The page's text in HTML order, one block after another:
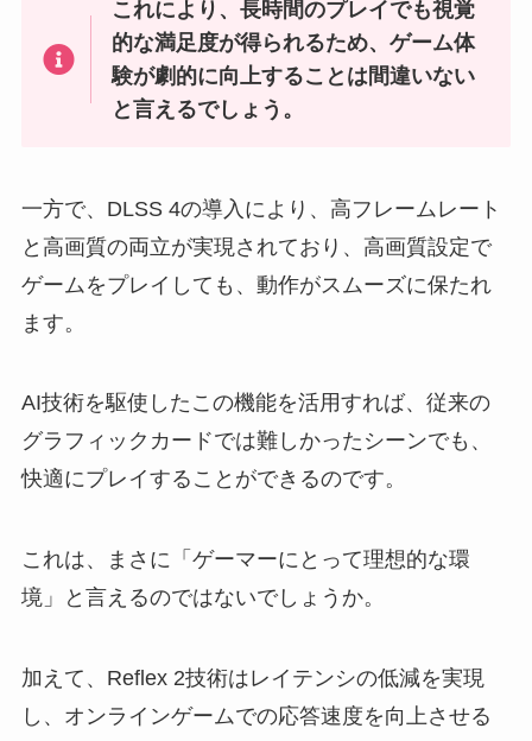
これにより、長時間のプレイでも視覚
的な満足度が得られるため、ゲーム体
験が劇的に向上することは間違いない
と言えるでしょう。
一方で、DLSS 4の導入により、高フレームレート
と高画質の両立が実現されており、高画質設定で
ゲームをプレイしても、動作がスムーズに保たれ
ます。
AI技術を駆使したこの機能を活用すれば、従来の
グラフィックカードでは難しかったシーンでも、
快適にプレイすることができるのです。
これは、まさに「ゲーマーにとって理想的な環
境」と言えるのではないでしょうか。
加えて、Reflex 2技術はレイテンシの低減を実現
し、オンラインゲームでの応答速度を向上させる